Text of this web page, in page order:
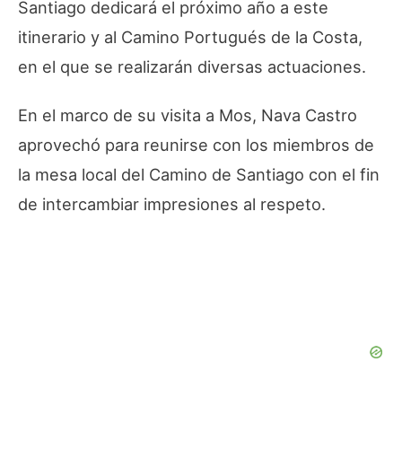
Santiago dedicará el próximo año a este
itinerario y al Camino Portugués de la Costa,
en el que se realizarán diversas actuaciones.
En el marco de su visita a Mos, Nava Castro
aprovechó para reunirse con los miembros de
la mesa local del Camino de Santiago con el fin
de intercambiar impresiones al respeto.